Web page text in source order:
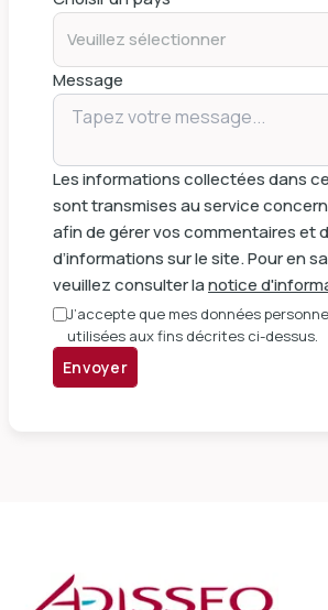
Veuillez sélectionner
Message
Les informations collectées dans
sont transmises au service
afin de gérer vos commentaires et
d’informations sur le site. Pour en
veuillez consulter lanotice
J’accepte que mes données
utilisées aux fins décrites ci-dessus.
Envoyer